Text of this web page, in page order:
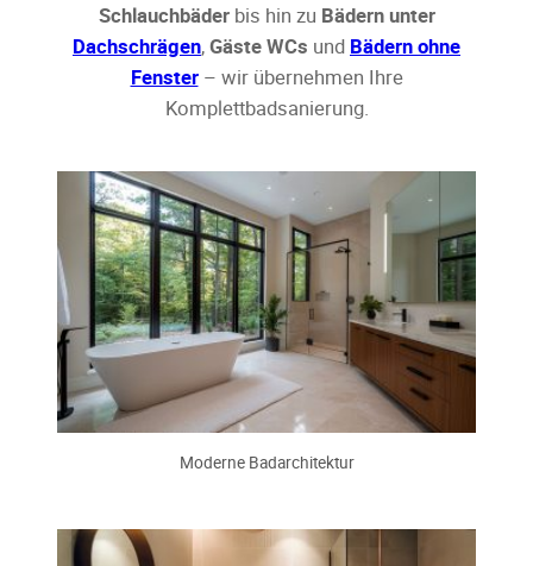
Schlauchbäderbis hin zu Bädern unter
Dachschrägen,Gäste WCs und Bädern ohne
Fenster– wir übernehmen Ihre
Komplettbadsanierung.
Moderne Badarchitektur